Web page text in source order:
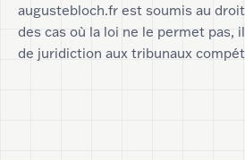
augustebloch.fr est soumis au
des cas où la loi ne le permet pas,
de juridiction aux tribunaux